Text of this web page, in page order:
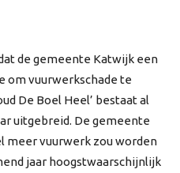
de gemeente Katwijk een
om vuurwerkschade te
De Boel Heel’ bestaat al
uitgebreid. De gemeente
meer vuurwerk zou worden
jaar hoogstwaarschijnlijk